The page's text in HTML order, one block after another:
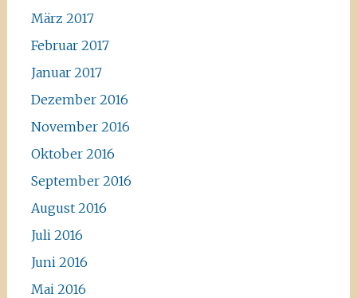
März 2017
Februar 2017
Januar 2017
Dezember 2016
November 2016
Oktober 2016
September 2016
August 2016
Juli 2016
Juni 2016
Mai 2016